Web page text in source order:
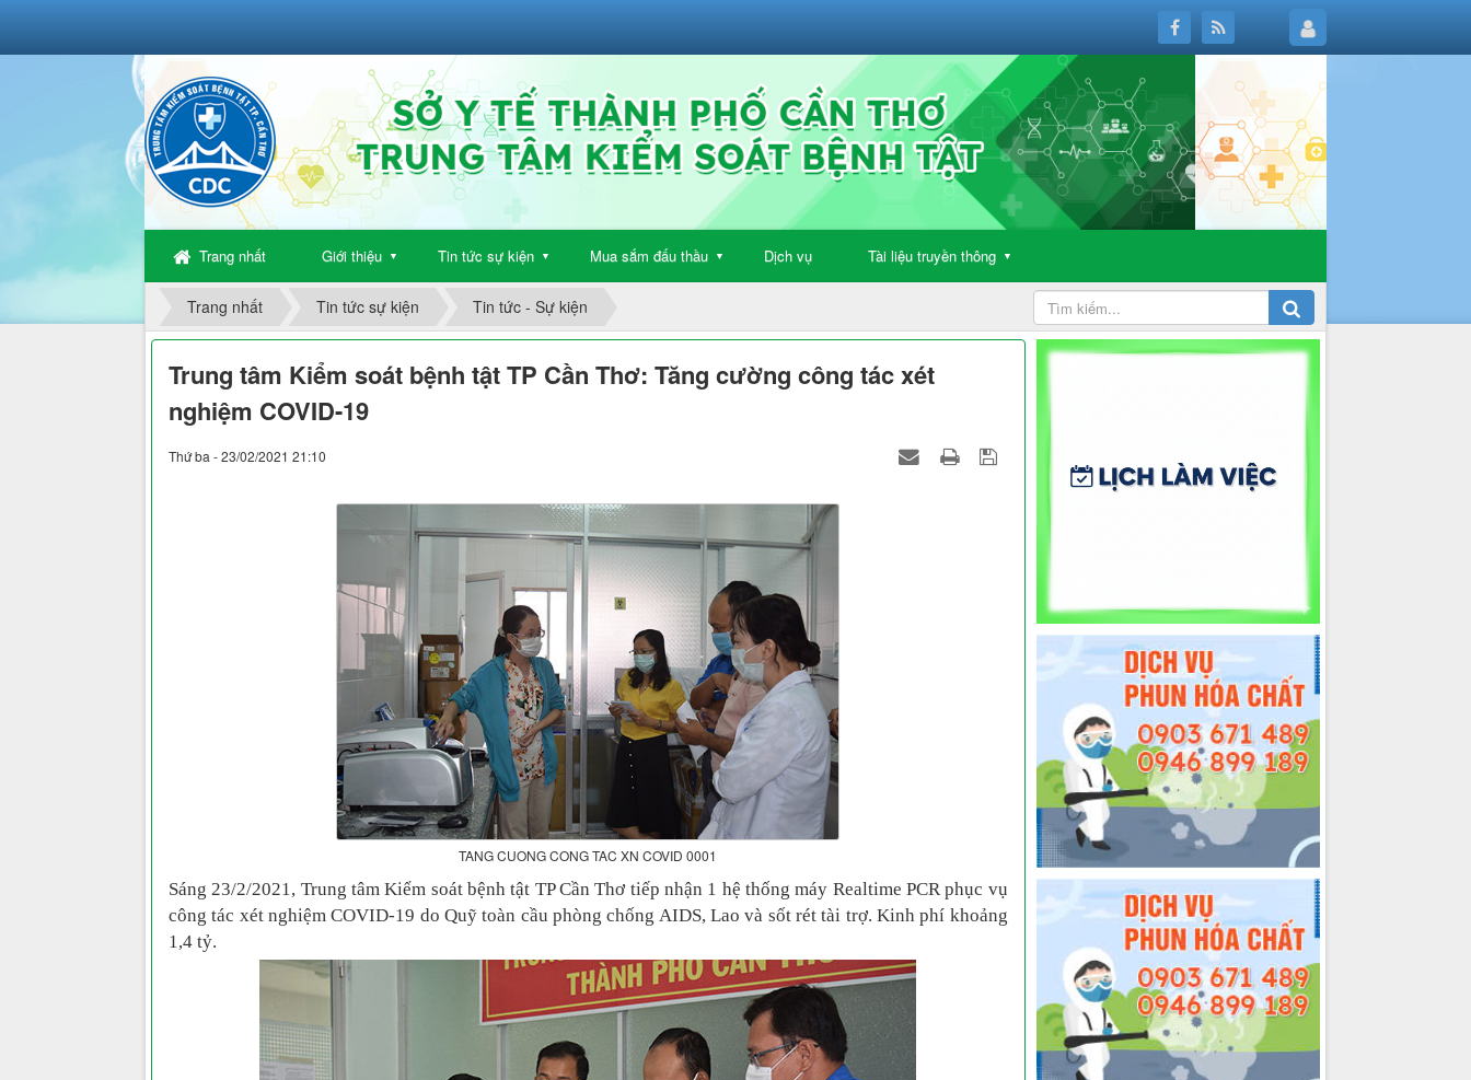
Trang nhất Giới thiệu ▼ Tin tức sự kiện ▼ Mua sắm đấu thầu ▼ Dịch vụ Tài liệu truyền thông ▼
Trang nhất Tin tức sự kiện Tin tức - Sự kiện
Trung tâm Kiểm soát bệnh tật TP Cần Thơ: Tăng cường công tác xét
nghiệm COVID-19
Thứ ba - 23/02/2021 21:10
TANG CUONG CONG TAC XN COVID 0001
Sáng 23/2/2021, Trung tâm Kiểm soát bệnh tật TP Cần Thơ tiếp nhận 1 hệ thống máy Realtime PCR phục vụ
công tác xét nghiệm COVID-19 do Quỹ toàn cầu phòng chống AIDS, Lao và sốt rét tài trợ. Kinh phí khoảng
1,4 tỷ.